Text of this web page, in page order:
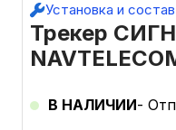
Трекер
В НАЛИЧИИ-
Установка и